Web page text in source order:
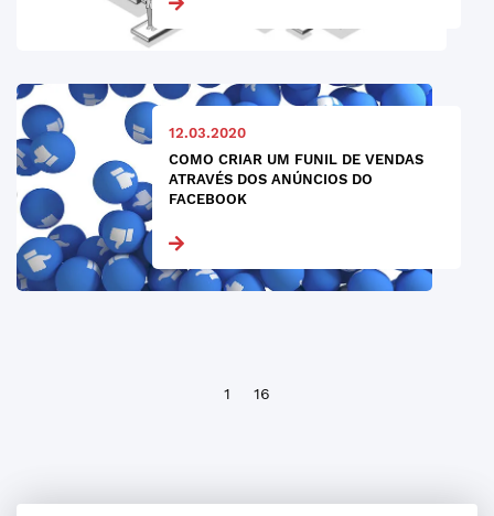
12.03.2020
COMO CRIAR UM FUNIL DE VENDAS
ATRAVÉS DOS ANÚNCIOS DO
FACEBOOK
1 16